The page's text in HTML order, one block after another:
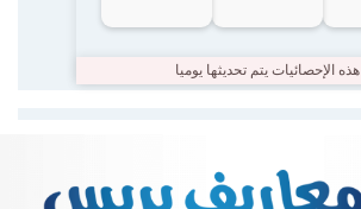
هذه الإحصائيات يتم تحديثها يوميا